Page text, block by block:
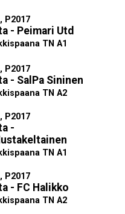
P2017
- Peimari Utd
TN A1
P2017
- SalPa Sininen
TN A2
P2017
-
TN A1
P2017
- FC Halikko
TN A2